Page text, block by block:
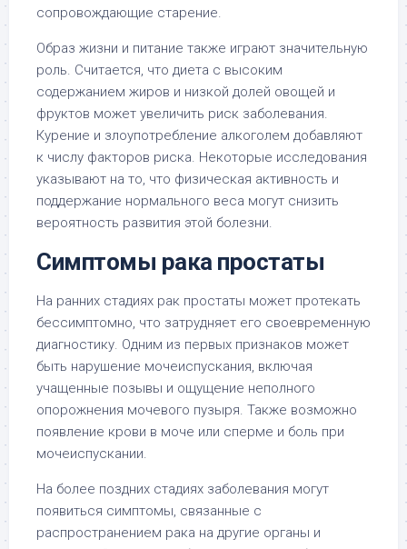
сопровождающие старение.
Образ жизни и питание также играют значительную
роль. Считается, что диета с высоким
содержанием жиров и низкой долей овощей и
фруктов может увеличить риск заболевания.
Курение и злоупотребление алкоголем добавляют
к числу факторов риска. Некоторые исследования
указывают на то, что физическая активность и
поддержание нормального веса могут снизить
вероятность развития этой болезни.
Симптомы рака простаты
На ранних стадиях рак простаты может протекать
бессимптомно, что затрудняет его своевременную
диагностику. Одним из первых признаков может
быть нарушение мочеиспускания, включая
учащенные позывы и ощущение неполного
опорожнения мочевого пузыря. Также возможно
появление крови в моче или сперме и боль при
мочеиспускании.
На более поздних стадиях заболевания могут
появиться симптомы, связанные с
распространением рака на другие органы и